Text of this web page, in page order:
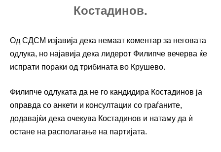
Костадинов.
Од СДСМ изјавија дека немаат коментар за неговата
одлука, но најавија дека лидерот Филипче вечерва ќе
испрати пораки од трибината во Крушево.
Филипче одлуката да не го кандидира Костадинов ја
оправда со анкети и консултации со граѓаните,
додавајќи дека очекува Костадинов и натаму да ѝ
остане на располагање на партијата.